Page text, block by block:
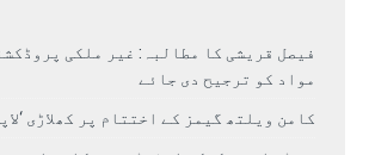
فیصل قریشی کا مطالبہ: غیر ملکی
مواد کو ترجیح دی جائے
کامن ویلتھ گیمز کے اختتام پر کھلاڑی